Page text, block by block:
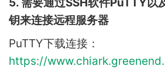
钥来连接远程服务器
PuTTY下载连接：
https://